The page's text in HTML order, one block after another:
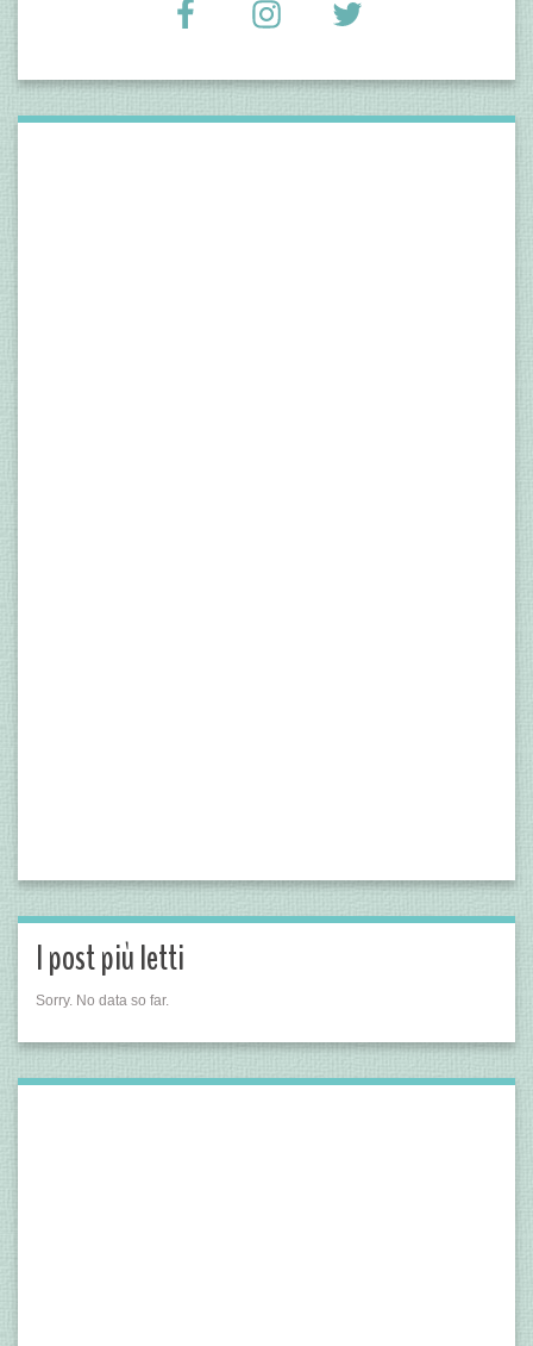
I post più letti
Sorry. No data so far.